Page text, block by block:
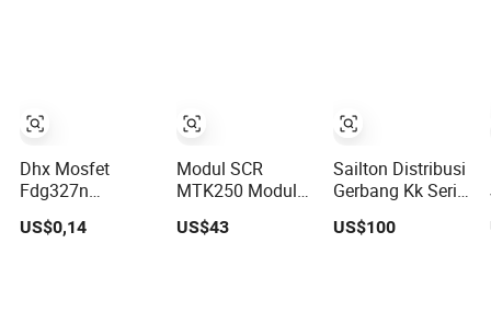
Dhx Mosfet
Fdg327n
Fdg6318pz
Fdg6316p
US$0,14
Modul SCR
MTK250 Modul
Thyristor 250A
1600V
US$43
Sailton Distribusi
Gerbang Kk Seri
Thyristor SCR
Peralihan Cepat
US$100